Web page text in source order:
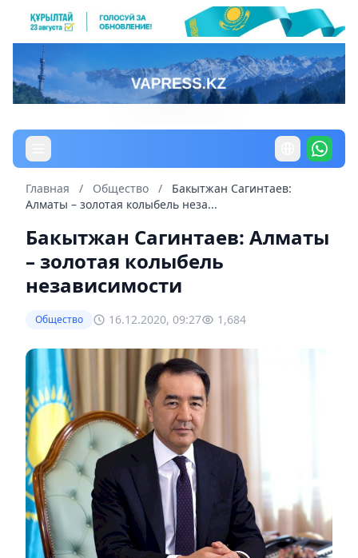
Главная / Общество /
Бакытжан Сагинтаев:
Алматы – золотая колыбель неза...
Бакытжан Сагинтаев: Алматы
– золотая колыбель
независимости
Общество 16.12.2020, 09:27 1,684